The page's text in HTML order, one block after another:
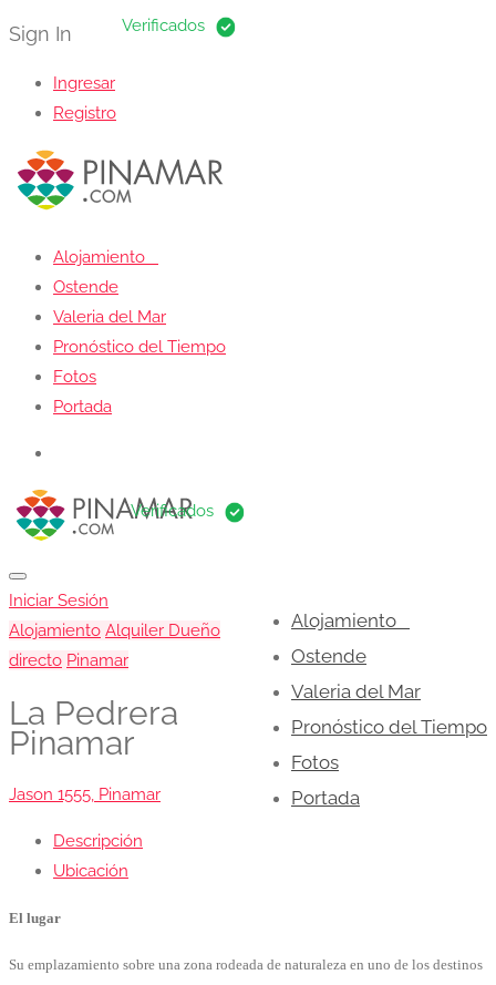
Sign In
Ingresar
Registro
Alojamiento
Ostende
Valeria del Mar
Pronóstico del Tiempo
Fotos
Portada
Alojamiento
Ostende
Valeria del Mar
Pronóstico del Tiempo
Fotos
Portada
Iniciar Sesión
Alojamiento Alquiler Dueño
directo Pinamar
La Pedrera
Pinamar
Jason 1555, Pinamar
Descripción
Ubicación
El lugar
Su emplazamiento sobre una zona rodeada de naturaleza en uno de los destinos